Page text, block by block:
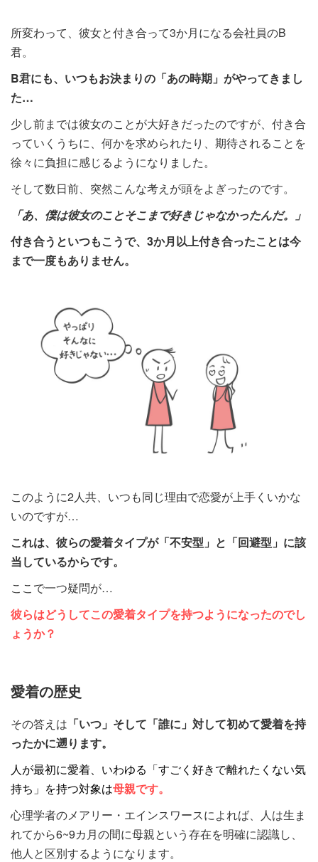
所変わって、彼女と付き合って3か月になる会社員のB
君。
B君にも、いつもお決まりの「あの時期」がやってきまし
た…
少し前までは彼女のことが大好きだったのですが、付き合
っていくうちに、何かを求められたり、期待されることを
徐々に負担に感じるようになりました。
そして数日前、突然こんな考えが頭をよぎったのです。
「あ、僕は彼女のことそこまで好きじゃなかったんだ。」
付き合うといつもこうで、3か月以上付き合ったことは今
まで一度もありません。
このように2人共、いつも同じ理由で恋愛が上手くいかな
いのですが…
これは、彼らの愛着タイプが「不安型」と「回避型」に該
当しているからです。
ここで一つ疑問が…
彼らはどうしてこの愛着タイプを持つようになったのでし
ょうか？
愛着の歴史
その答えは 「いつ」そして「誰に」対して初めて愛着を持
ったかに遡ります。
人が最初に愛着、いわゆる「すごく好きで離れたくない気
持ち」を持つ対象は母親です。
心理学者のメアリー・エインスワースによれば、人は生ま
れてから6~9カ月の間に母親という存在を明確に認識し、
他人と区別するようになります。